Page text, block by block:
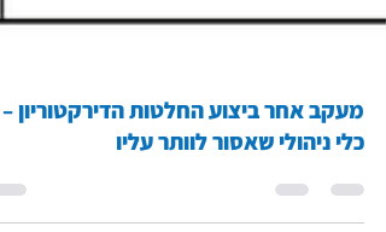
כלי ניהולי שאסור לוותר עליו